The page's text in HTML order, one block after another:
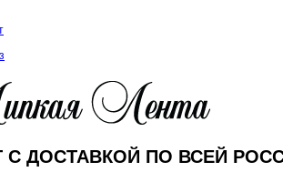
С ДОСТАВКОЙ ПО ВСЕЙ